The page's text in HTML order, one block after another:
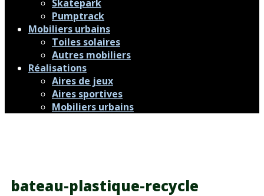
Skatepark
Pumptrack
Mobiliers urbains
Toiles solaires
Autres mobiliers
Réalisations
Aires de jeux
Aires sportives
Mobiliers urbains
bateau-plastique-recycle